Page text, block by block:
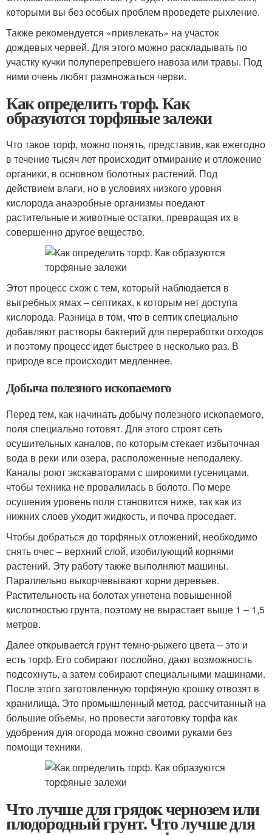
которыми вы без особых проблем проведете рыхление.
Также рекомендуется «привлекать» на участок
дождевых червей. Для этого можно раскладывать по
участку кучки полуперепревшего навоза или травы. Под
ними очень любят размножаться черви.
Как определить торф. Как
образуются торфяные залежи
Что такое торф, можно понять, представив, как ежегодно
в течение тысяч лет происходит отмирание и отложение
органики, в основном болотных растений. Под
действием влаги, но в условиях низкого уровня
кислорода анаэробные организмы поедают
растительные и животные остатки, превращая их в
совершенно другое вещество.
Этот процесс схож с тем, который наблюдается в
выгребных ямах – септиках, к которым нет доступа
кислорода. Разница в том, что в септик специально
добавляют растворы бактерий для переработки отходов
и поэтому процесс идет быстрее в несколько раз. В
природе все происходит медленнее.
Добыча полезного ископаемого
Перед тем, как начинать добычу полезного ископаемого,
поля специально готовят. Для этого строят сеть
осушительных каналов, по которым стекает избыточная
вода в реки или озера, расположенные неподалеку.
Каналы роют экскаваторами с широкими гусеницами,
чтобы техника не провалилась в болото. По мере
осушения уровень поля становится ниже, так как из
нижних слоев уходит жидкость, и почва проседает.
Чтобы добраться до торфяных отложений, необходимо
снять очес – верхний слой, изобилующий корнями
растений. Эту работу также выполняют машины.
Параллельно выкорчевывают корни деревьев.
Растительность на болотах угнетена повышенной
кислотностью грунта, поэтому не вырастает выше 1 – 1,5
метров.
Далее открывается грунт темно-рыжего цвета – это и
есть торф. Его собирают послойно, дают возможность
подсохнуть, а затем собирают специальными машинами.
После этого заготовленную торфяную крошку отвозят в
хранилища. Это промышленный метод, рассчитанный на
большие объемы, но провести заготовку торфа как
удобрения для огорода можно своими руками без
помощи техники.
Что лучше для грядок чернозем или
плодородный грунт. Что лучше для